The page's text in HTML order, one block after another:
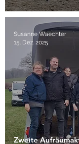
Zweite
Susanne Waechter
15. Dez. 2025